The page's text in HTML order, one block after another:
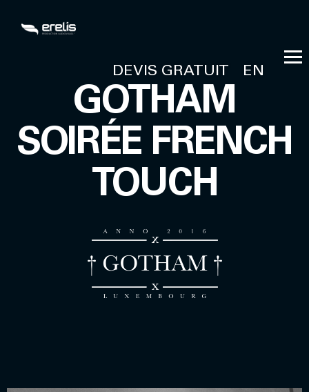
DEVIS GRATUIT EN
GOTHAM
SOIRÉE FRENCH
TOUCH